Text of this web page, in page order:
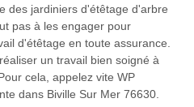
des jardiniers d'étêtage d'arbre
pas à les engager pour
d'étêtage en toute assurance.
un travail bien soigné à
cela, appelez vite WP
dans Biville Sur Mer 76630.